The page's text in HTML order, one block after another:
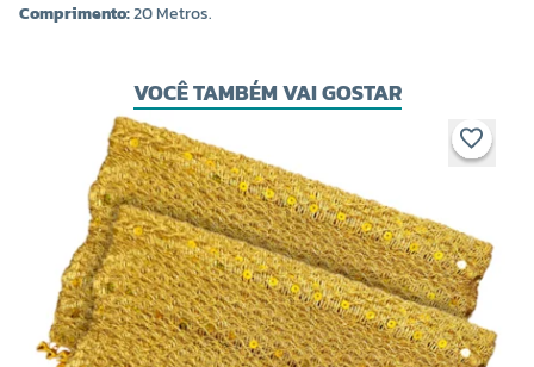
Comprimento:20 Metros.
VOCÊ TAMBÉM VAI GOSTAR